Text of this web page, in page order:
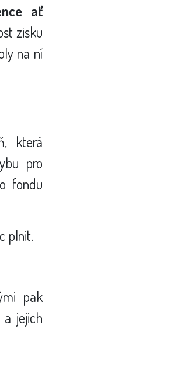
ať
zisku
na ní
která
pro
fondu
plnit.
pak
jejich